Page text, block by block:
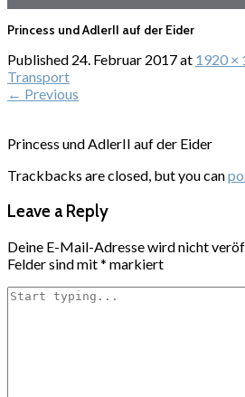
Princess und AdlerII auf der Eider
Published 24. Februar 2017at 1920 ×
Transport
← Previous
Princess und AdlerII auf der Eider
Trackbacks are closed, but you can
Leave a Reply
Deine E-Mail-Adresse wird nicht
Felder sind mit* markiert